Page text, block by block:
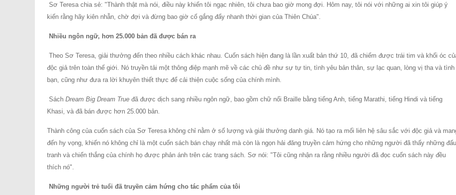
Sơ Teresa chia sẻ: "Thành thật mà nói, điều này khiến tôi ngạc nhiên, tôi chưa bao giờ mong đợi. Hôm nay, tôi nói với những ai xin tôi giúp ý
kiến rằng hãy kiên nhẫn, chờ đợi và đừng bao giờ cố gắng đẩy nhanh thời gian của Thiên Chúa".
Nhiều ngôn ngữ, hơn 25.000 bản đã được bán ra
Theo Sơ Teresa, giải thưởng đến theo nhiều cách khác nhau. Cuốn sách hiện đang là lần xuất bản thứ 10, đã chiếm được trái tim và khối óc
độc giả trên toàn thế giới. Nó truyền tải một thông điệp mạnh mẽ về các chủ đề như sự tự tin, tình yêu bản thân, sự lạc quan, lòng vị tha và tình
bạn, cũng như đưa ra lời khuyên thiết thực để cải thiện cuộc sống của chính mình.
Sách Dream Big Dream True đã được dịch sang nhiều ngôn ngữ, bao gồm chữ nổi Braille bằng tiếng Anh, tiếng Marathi, tiếng Hindi và tiếng
Khasi, và đã bán được hơn 25.000 bản.
Thành công của cuốn sách của Sơ Teresa không chỉ nằm ở số lượng và giải thưởng danh giá. Nó tạo ra mối liên hệ sâu sắc với độc giả và
đến hy vọng, khiến nó không chỉ là một cuốn sách bán chạy nhất mà còn là ngọn hải đăng truyền cảm hứng cho những người đã thấy những đấu
tranh và chiến thắng của chính họ được phản ánh trên các trang sách. Sơ nói: "Tôi cũng nhận ra rằng nhiều người đã đọc cuốn sách này đều
thích nó".
Những người trẻ tuổi đã truyền cảm hứng cho tác phẩm của tôi